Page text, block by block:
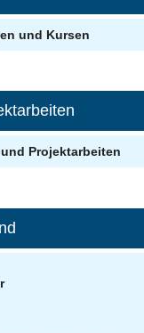
und Kursen
Projektarbeiten